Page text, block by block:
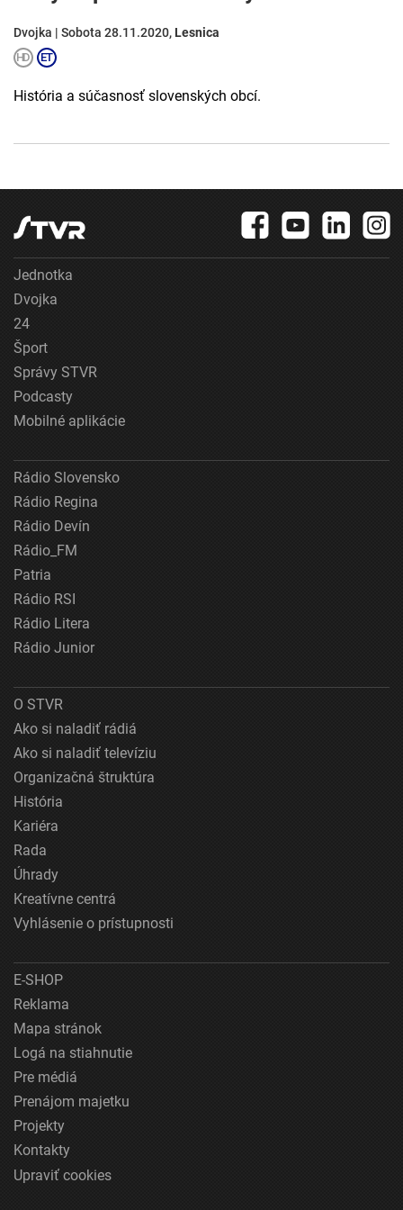
Dvojka | Sobota 28.11.2020, Lesnica
História a súčasnosť slovenských obcí.
Jednotka
Dvojka
24
Šport
Správy STVR
Podcasty
Mobilné aplikácie
Rádio Slovensko
Rádio Regina
Rádio Devín
Rádio_FM
Patria
Rádio RSI
Rádio Litera
Rádio Junior
O STVR
Ako si naladiť rádiá
Ako si naladiť televíziu
Organizačná štruktúra
História
Kariéra
Rada
Úhrady
Kreatívne centrá
Vyhlásenie o prístupnosti
E-SHOP
Reklama
Mapa stránok
Logá na stiahnutie
Pre médiá
Prenájom majetku
Projekty
Kontakty
Upraviť cookies